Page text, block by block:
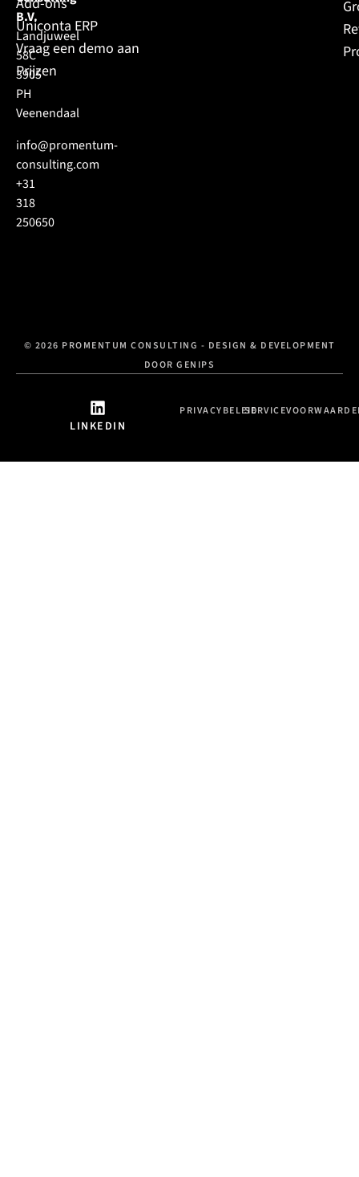
B.V.
Landjuweel
58C
3905
PH
Veenendaal
info@promentum-
consulting.com
+31
318
250650
Uniconta ERP
Vraag een demo aan
Prijzen
© 2026 PROMENTUM CONSULTING - DESIGN & DEVELOPMENT
DOOR GENIPS
LINKEDIN
PRIVACYBELEID